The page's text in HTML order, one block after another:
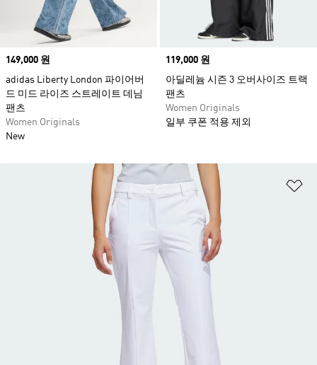
Price
149,000 원
adidas Liberty London 파이어버
드 미드 라이즈 스트레이트 데님
팬츠
Women Originals
New
Price
119,000 원
아딜레늄 시즌 3 오버사이즈 트랙
팬츠
Women Originals
일부 쿠폰 적용 제외